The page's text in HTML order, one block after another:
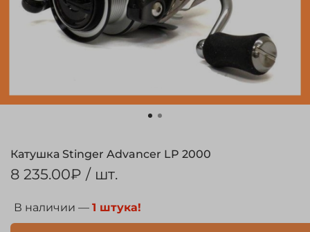
Катушка Stinger Advancer LP 2000
8 235.00₽ / шт.
В наличии — 1 штука!